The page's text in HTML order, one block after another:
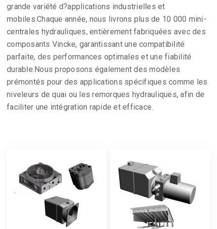
grande variété d?applications industrielles et
mobiles.Chaque année, nous livrons plus de 10 000 mini-
centrales hydrauliques, entièrement fabriquées avec des
composants Vincke, garantissant une compatibilité
parfaite, des performances optimales et une fiabilité
durable.Nous proposons également des modèles
prémontés pour des applications spécifiques comme les
niveleurs de quai ou les remorques hydrauliques, afin de
faciliter une intégration rapide et efficace.